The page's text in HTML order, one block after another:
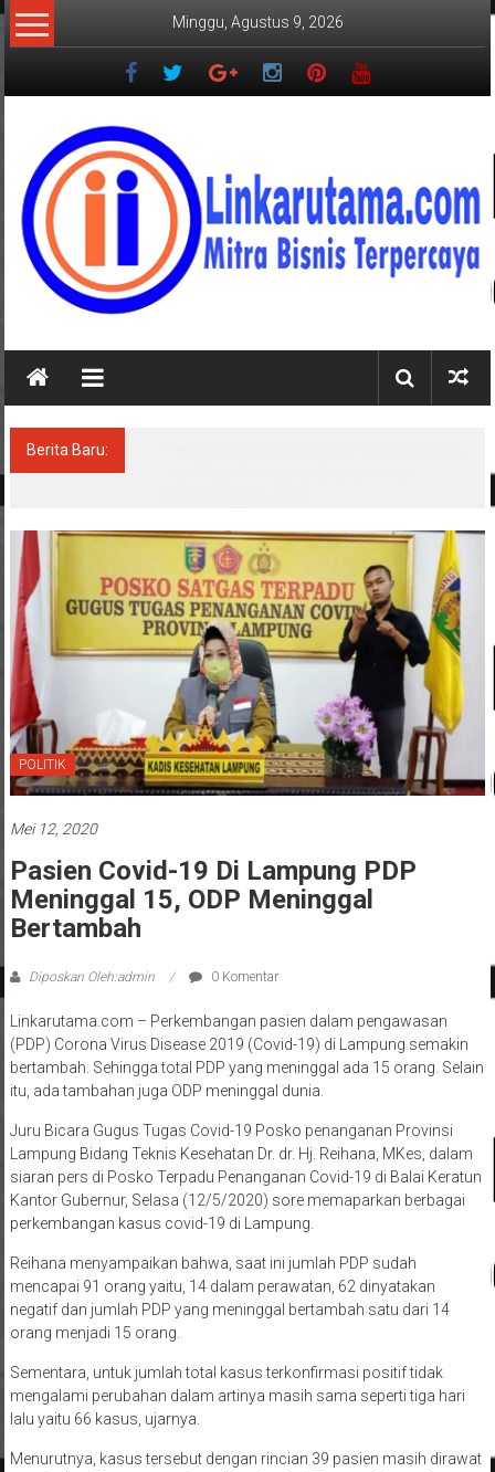
Lompat
ke
Minggu, Agustus 9, 2026
LINKARUTAMA.COM
Mitra
Terpercaya
Berita Baru:
POLITIK
Mei 12, 2020
Pasien Covid-19 Di Lampung PDP
Meninggal 15, ODP Meninggal
Bertambah
Diposkan Oleh:admin 0 Komentar
Linkarutama.com – Perkembangan pasien dalam pengawasan
(PDP) Corona Virus Disease 2019 (Covid-19) di Lampung semakin
bertambah. Sehingga total PDP yang meninggal ada 15 orang. Selain
itu, ada tambahan juga ODP meninggal dunia.
Juru Bicara Gugus Tugas Covid-19 Posko penanganan Provinsi
Lampung Bidang Teknis Kesehatan Dr. dr. Hj. Reihana, MKes, dalam
siaran pers di Posko Terpadu Penanganan Covid-19 di Balai Keratun
Kantor Gubernur, Selasa (12/5/2020) sore memaparkan berbagai
perkembangan kasus covid-19 di Lampung.
Reihana menyampaikan bahwa, saat ini jumlah PDP sudah
mencapai 91 orang yaitu, 14 dalam perawatan, 62 dinyatakan
negatif dan jumlah PDP yang meninggal bertambah satu dari 14
orang menjadi 15 orang.
Sementara, untuk jumlah total kasus terkonfirmasi positif tidak
mengalami perubahan dalam artinya masih sama seperti tiga hari
lalu yaitu 66 kasus, ujarnya.
Menurutnya, kasus tersebut dengan rincian 39 pasien masih dirawat